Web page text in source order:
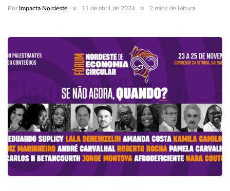
PorImpacta Nordeste 11 de abril de 2024 2 mins de leitura